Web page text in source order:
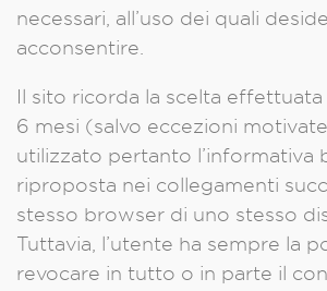
necessari, all’uso dei quali
acconsentire.
Il sito ricorda la scelta effettuata
6 mesi (salvo eccezioni
utilizzato pertanto l’informativa
riproposta nei collegamenti
stesso browser di uno stesso
Tuttavia, l’utente ha sempre la
revocare in tutto o in parte il